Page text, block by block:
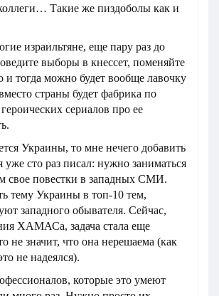
Такие же пиздоболы как и
израильтяне, еще пару раз до
выборы в кнессет, поменяйте
и тогда можно будет вообще лавочку
страны будет фабрика по
сериалов про ее
Украины, то мне нечего добавить
уже сто раз писал: нужно заниматься
свое повестки в западных СМИ.
тему Украины в топ-10 тем,
западного обывателя. Сейчас,
ХАМАСа, задача стала еще
не значит, что она нерешаема (как
не надеялся).
которые это умеют